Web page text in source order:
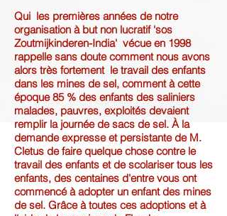
Qui les premières années de notre
organisation à but non lucratif 'sos
Zoutmijkinderen-India' vécue en 1998
rappelle sans doute comment nous avons
alors très fortement le travail des enfants
dans les mines de sel, comment à cette
époque 85 % des enfants des saliniers
malades, pauvres, exploités devaient
remplir la journée de sacs de sel. À la
demande expresse et persistante de M.
Cletus de faire quelque chose contre le
travail des enfants et de scolariser tous les
enfants, des centaines d'entre vous ont
commencé à adopter un enfant des mines
de sel. Grâce à toutes ces adoptions et à